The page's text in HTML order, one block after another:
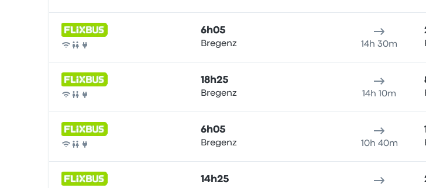
Bus
6h05
Bregenz 14h 30m
Bus
18h25
Bregenz 14h 10m
Bus
6h05
Bregenz 10h 40m
14h25